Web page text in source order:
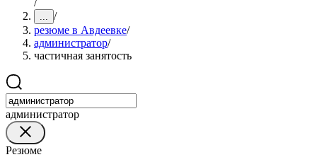
/
... /
резюме в Авдеевке/
администратор/
частичная занятость
администратор
Резюме